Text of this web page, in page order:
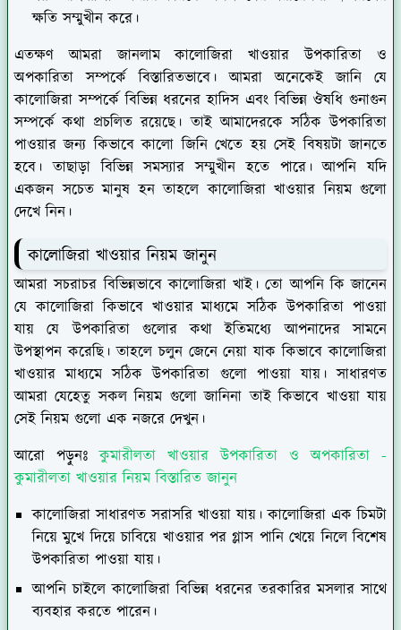
ক্ষতি সম্মুখীন করে।
এতক্ষণ আমরা জানলাম কালোজিরা খাওয়ার উপকারিতা ও
অপকারিতা সম্পর্কে বিস্তারিতভাবে। আমরা অনেকেই জানি যে
কালোজিরা সম্পর্কে বিভিন্ন ধরনের হাদিস এবং বিভিন্ন ঔষধি গুনাগুন
সম্পর্কে কথা প্রচলিত রয়েছে। তাই আমাদেরকে সঠিক উপকারিতা
পাওয়ার জন্য কিভাবে কালো জিনি খেতে হয় সেই বিষয়টা জানতে
হবে। তাছাড়া বিভিন্ন সমস্যার সম্মুখীন হতে পারে। আপনি যদি
একজন সচেত মানুষ হন তাহলে কালোজিরা খাওয়ার নিয়ম গুলো
দেখে নিন।
কালোজিরা খাওয়ার নিয়ম জানুন
আমরা সচরাচর বিভিন্নভাবে কালোজিরা খাই। তো আপনি কি জানেন
যে কালোজিরা কিভাবে খাওয়ার মাধ্যমে সঠিক উপকারিতা পাওয়া
যায় যে উপকারিতা গুলোর কথা ইতিমধ্যে আপনাদের সামনে
উপস্থাপন করেছি। তাহলে চলুন জেনে নেয়া যাক কিভাবে কালোজিরা
খাওয়ার মাধ্যমে সঠিক উপকারিতা গুলো পাওয়া যায়। সাধারণত
আমরা যেহেতু সকল নিয়ম গুলো জানিনা তাই কিভাবে খাওয়া যায়
সেই নিয়ম গুলো এক নজরে দেখুন।
আরো পড়ুনঃকুমারীলতা খাওয়ার উপকারিতা ও অপকারিতা -
কুমারীলতা খাওয়ার নিয়ম বিস্তারিত জানুন
কালোজিরা সাধারণত সরাসরি খাওয়া যায়। কালোজিরা এক চিমটা
নিয়ে মুখে দিয়ে চাবিয়ে খাওয়ার পর গ্লাস পানি খেয়ে নিলে বিশেষ
উপকারিতা পাওয়া যায়।
আপনি চাইলে কালোজিরা বিভিন্ন ধরনের তরকারির মসলার সাথে
ব্যবহার করতে পারেন।